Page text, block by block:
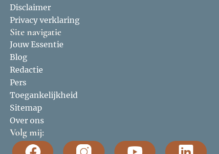
Disclaimer
Privacy verklaring
Site navigatie
Jouw Essentie
Blog
Redactie
Pers
Toegankelijkheid
Sitemap
Over ons
Volg mij: